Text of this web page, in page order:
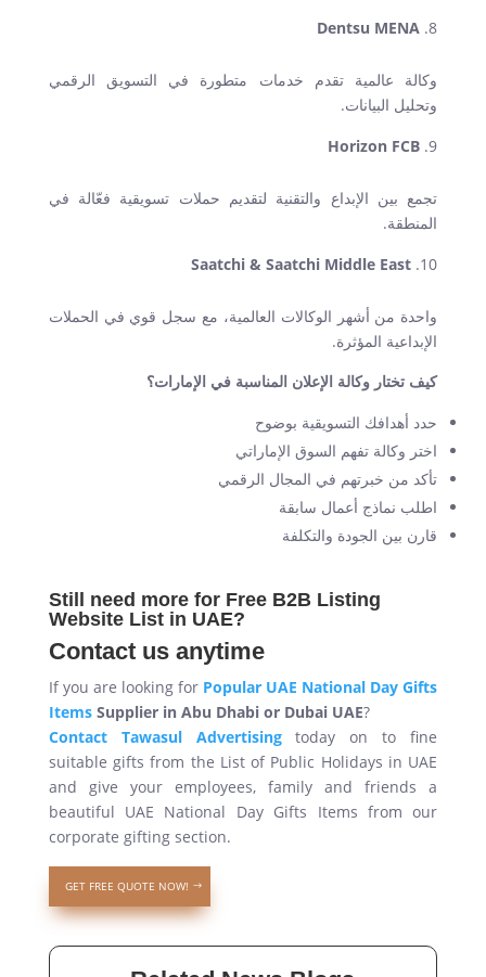
Dentsu MENA
وكالة عالمية تقدم خدمات متطورة في التسويق الرقمي
وتحليل البيانات.
Horizon FCB
تجمع بين الإبداع والتقنية لتقديم حملات تسويقية فعّالة في
المنطقة.
Saatchi & Saatchi Middle East
واحدة من أشهر الوكالات العالمية، مع سجل قوي في الحملات
الإبداعية المؤثرة.
كيف تختار وكالة الإعلان المناسبة في الإمارات؟
حدد أهدافك التسويقية بوضوح
اختر وكالة تفهم السوق الإماراتي
تأكد من خبرتهم في المجال الرقمي
اطلب نماذج أعمال سابقة
قارن بين الجودة والتكلفة
Still need more for Free B2B Listing
Website List in UAE?
Contact us anytime
If you are looking for Popular UAE National Day Gifts
ItemsSupplier in Abu Dhabi or Dubai UAE?
Contact Tawasul Advertisingtoday on to fine
suitable gifts from the List of Public Holidays in UAE
and give your employees, family and friends a
beautiful UAE National Day Gifts Items from our
corporate gifting section.
GET FREE QUOTE NOW!